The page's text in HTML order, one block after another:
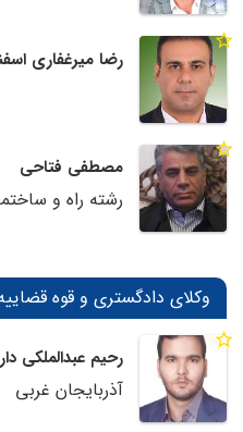
رضا میرغفاری
مصطفی فتاحی
رشته راه و
وکلای دادگستری و قوه
رحیم عبدالملکی
آذربایجان غربی